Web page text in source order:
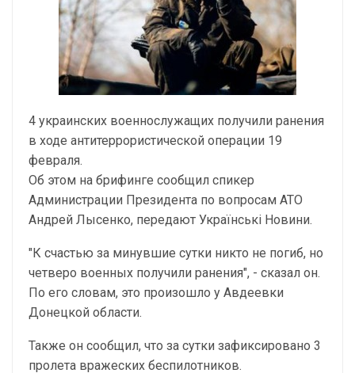
4 украинских военнослужащих получили ранения
в ходе антитеррористической операции 19
февраля.
Об этом на брифинге сообщил спикер
Администрации Президента по вопросам АТО
Андрей Лысенко, передают Українські Новини.
"К счастью за минувшие сутки никто не погиб, но
четверо военных получили ранения", - сказал он.
По его словам, это произошло у Авдеевки
Донецкой области.
Также он сообщил, что за сутки зафиксировано 3
пролета вражеских беспилотников.